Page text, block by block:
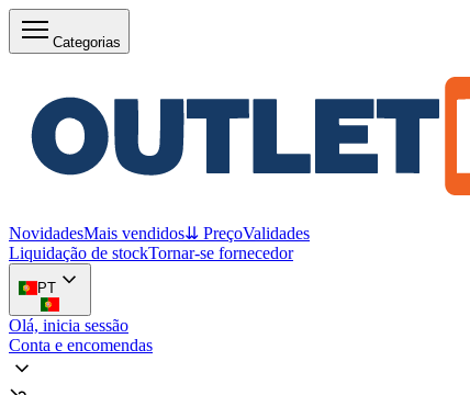
Categorias
NovidadesMais vendidos⇊ PreçoValidades
Liquidação de stockTornar-se fornecedor
PT
Olá, inicia sessão
Conta e encomendas